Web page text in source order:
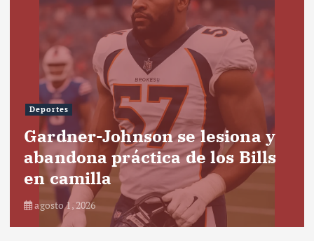
Deportes
Gardner-Johnson se lesiona y
abandona práctica de los Bills
en camilla
agosto 1, 2026